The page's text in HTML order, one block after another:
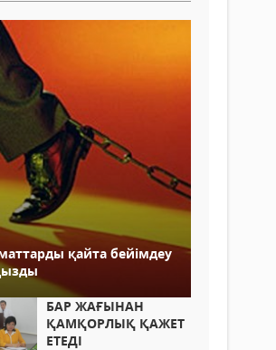
қайта бейімдеу
БАР ЖАҒЫНАН
ҚАМҚОРЛЫҚ ҚАЖЕТ
ЕТЕДІ